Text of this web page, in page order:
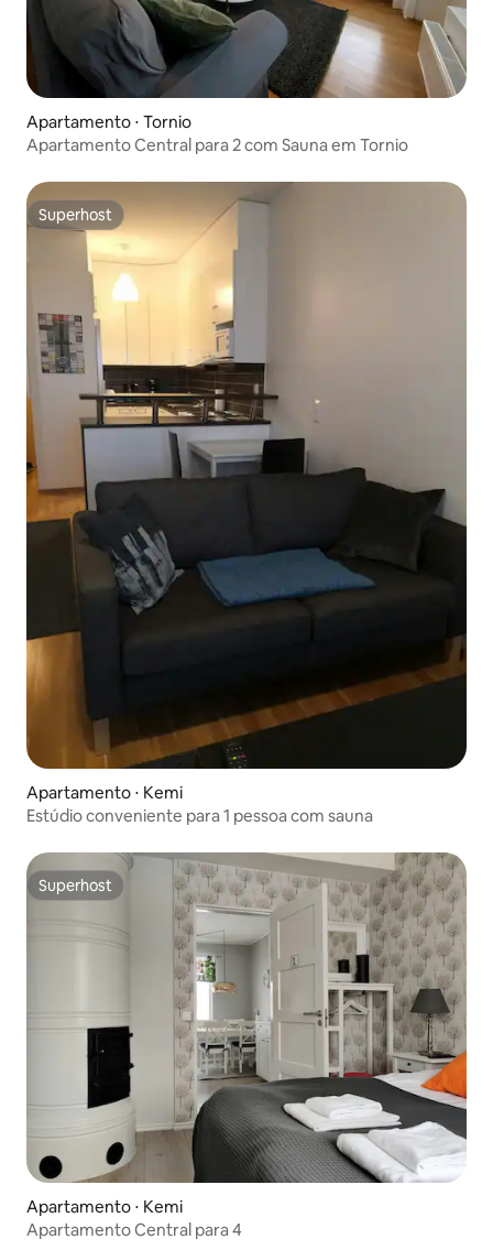
Apartamento ⋅ Tornio
Apartamento Central para 2 com Sauna em Tornio
Superhost
Superhost
Apartamento ⋅ Kemi
Estúdio conveniente para 1 pessoa com sauna
Superhost
Superhost
Apartamento ⋅ Kemi
Apartamento Central para 4